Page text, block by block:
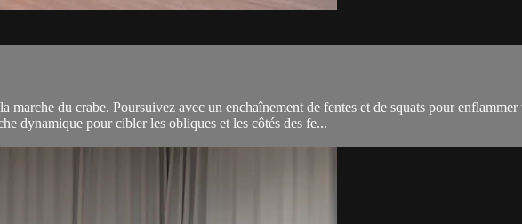
marche du crabe. Poursuivez avec un enchaînement de fentes et de squats pour
dynamique pour cibler les obliques et les côtés des fe...